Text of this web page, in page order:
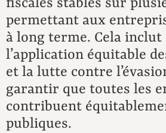
fiscales stables sur
permettant aux
à long terme. Cela inclut
l’application équitable
et la lutte contre
garantir que toutes les
contribuent
publiques.